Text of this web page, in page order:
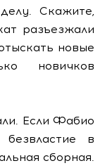
Скажите,
разъезжали
новые
новичков
Если Фабио
безвластие в
сборная.